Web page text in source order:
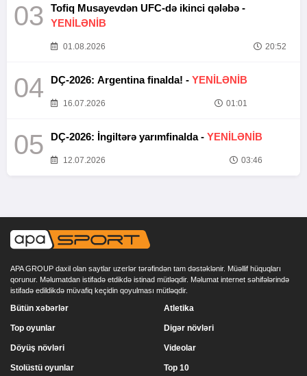
03
Tofiq Musayevdən UFC-də ikinci qələbə -
YENİLƏNİB
01.08.2026 20:52
04 DÇ-2026: Argentina finalda! - YENİLƏNİB
16.07.2026 01:01
05 DÇ-2026: İngiltərə yarımfinalda - YENİLƏNİB
12.07.2026 03:46
APA GROUP daxil olan saytlar uzerlər tərəfindən tam dəstəklənir. Müəllif hüquqları
qorunur. Məlumatdan istifadə etdikdə istinad mütləqdir. Məlumat internet səhifələrində
istifadə edildikdə müvafiq keçidin qoyulması mütləqdir.
Bütün xəbərlər
Top oyunlar
Döyüş növləri
Stolüstü oyunlar
Atletika
Digər növləri
Videolar
Top 10